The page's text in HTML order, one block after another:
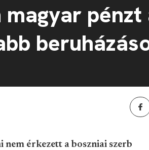
érkezett a boszniai szerb